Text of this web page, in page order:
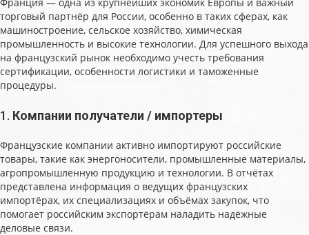
торговый партнёр для России, особенно в таких сферах, как
машиностроение, сельское хозяйство, химическая
промышленность и высокие технологии. Для успешного выхода
на французский рынок необходимо учесть требования
сертификации, особенности логистики и таможенные
процедуры.
1. Компании получатели / импортеры
Французские компании активно импортируют российские
товары, такие как энергоносители, промышленные материалы,
агропромышленную продукцию и технологии. В отчётах
представлена информация о ведущих французских
импортёрах, их специализациях и объёмах закупок, что
помогает российским экспортёрам наладить надёжные
деловые связи.